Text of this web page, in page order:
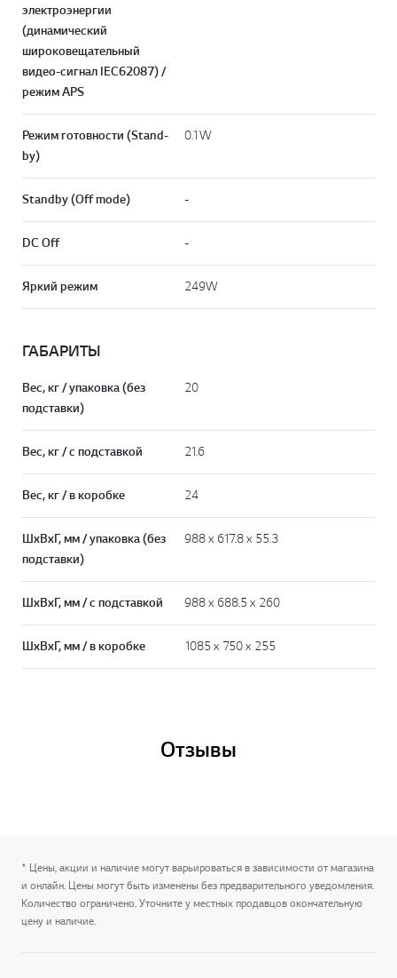
электроэнергии
(динамический
широковещательный
видео-сигнал IEC62087) /
режим APS
Режим готовности (Stand-
by)
0.1W
Standby (Off mode) -
DC Off -
Яркий режим 249W
ГАБАРИТЫ
Вес, кг / упаковка (без
подставки)
20
Вес, кг / с подставкой 21.6
Вес, кг / в коробке 24
ШxВxГ, мм / упаковка (без
подставки)
988 x 617.8 x 55.3
ШxВxГ, мм / с подставкой 988 x 688.5 x 260
ШxВxГ, мм / в коробке 1085 x 750 x 255
Отзывы
* Цены, акции и наличие могут варьироваться в зависимости от магазина
и онлайн. Цены могут быть изменены без предварительного уведомления.
Количество ограничено. Уточните у местных продавцов окончательную
цену и наличие.